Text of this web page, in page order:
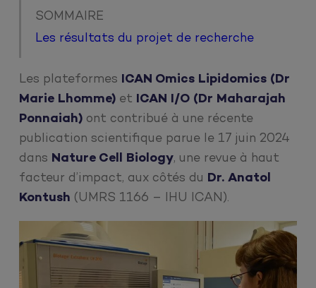
SOMMAIRE
Les résultats du projet de recherche
Les plateformes ICAN Omics Lipidomics (Dr
Marie Lhomme) et ICAN I/O (Dr Maharajah
Ponnaiah) ont contribué à une récente
publication scientifique parue le 17 juin 2024
dans Nature Cell Biology, une revue à haut
facteur d’impact, aux côtés du Dr. Anatol
Kontush (UMRS 1166 – IHU ICAN).